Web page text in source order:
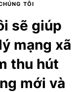
TÔI
sẽ giúp
mạng xã
thu hút
mới và